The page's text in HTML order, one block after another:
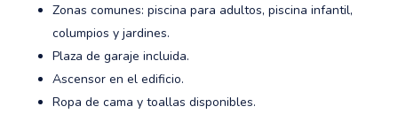
Zonas comunes: piscina para adultos, piscina infantil,
columpios y jardines.
Plaza de garaje incluida.
Ascensor en el edificio.
Ropa de cama y toallas disponibles.